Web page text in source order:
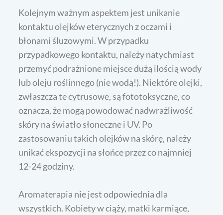
Kolejnym ważnym aspektem jest unikanie
kontaktu olejków eterycznych z oczami i
błonami śluzowymi. W przypadku
przypadkowego kontaktu, należy natychmiast
przemyć podrażnione miejsce dużą ilością wody
lub oleju roślinnego (nie wodą!). Niektóre olejki,
zwłaszcza te cytrusowe, są fototoksyczne, co
oznacza, że mogą powodować nadwrażliwość
skóry na światło słoneczne i UV. Po
zastosowaniu takich olejków na skórę, należy
unikać ekspozycji na słońce przez co najmniej
12-24 godziny.
Aromaterapia nie jest odpowiednia dla
wszystkich. Kobiety w ciąży, matki karmiące,